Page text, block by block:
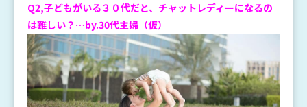
Q2,子どもがいる３０代だと、チャットレディーになるの
は難しい？…by.30代主婦（仮）